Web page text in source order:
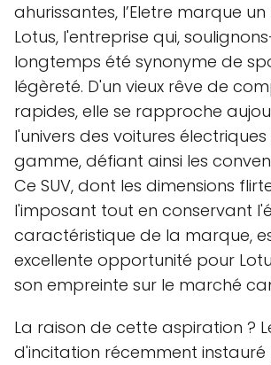
ahurissantes, l’Eletre marque
Lotus, l'entreprise qui,
longtemps été synonyme de
légèreté. D'un vieux rêve de
rapides, elle se rapproche
l'univers des voitures
gamme, défiant ainsi les
Ce SUV, dont les dimensions
l'imposant tout en conservant
caractéristique de la marque,
excellente opportunité pour
son empreinte sur le marché
La raison de cette aspiration ?
d'incitation récemment instauré